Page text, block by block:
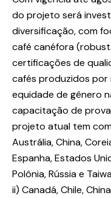
do projeto será
diversificação, com
café canéfora
certificações de
cafés produzidos por
equidade de gênero
capacitação de
projeto atual tem
Austrália, China,
Espanha, Estados
Polônia, Rússia e
ii) Canadá, Chile,